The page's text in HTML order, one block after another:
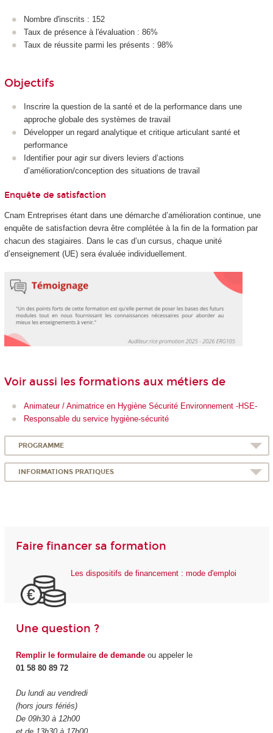
Nombre d'inscrits : 152
Taux de présence à l'évaluation : 86%
Taux de réussite parmi les présents : 98%
Objectifs
Inscrire la question de la santé et de la performance dans une
approche globale des systèmes de travail
Développer un regard analytique et critique articulant santé et
performance
Identifier pour agir sur divers leviers d’actions
d’amélioration/conception des situations de travail
Enquête de satisfaction
Cnam Entreprises étant dans une démarche d’amélioration continue, une
enquête de satisfaction devra être complétée à la fin de la formation par
chacun des stagiaires. Dans le cas d’un cursus, chaque unité
d’enseignement (UE) sera évaluée individuellement.
Voir aussi les formations aux métiers de
Animateur / Animatrice en Hygiène Sécurité Environnement -HSE-
Responsable du service hygiène-sécurité
PROGRAMME
INFORMATIONS PRATIQUES
Faire financer sa formation
Les dispositifs de financement : mode d'emploi
Une question ?
Remplir le formulaire de demandeou appeler le
01 58 80 89 72
Du lundi au vendredi
(hors jours fériés)
De 09h30 à 12h00